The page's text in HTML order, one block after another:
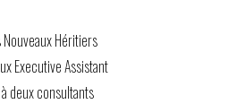
Héritiers
Executive Assistant
deux consultants